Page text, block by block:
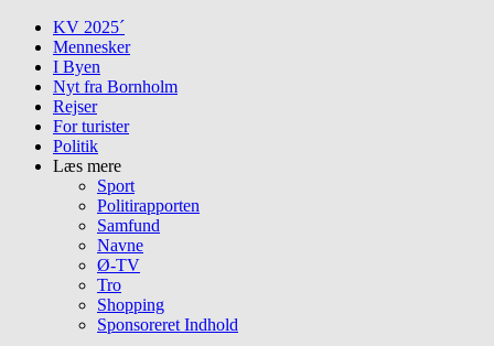
Skip
content
KV 2025´
Mennesker
I Byen
Nyt fra Bornholm
Rejser
For turister
Politik
Læs mere
Sport
Politirapporten
Samfund
Navne
Ø-TV
Tro
Shopping
Sponsoreret Indhold